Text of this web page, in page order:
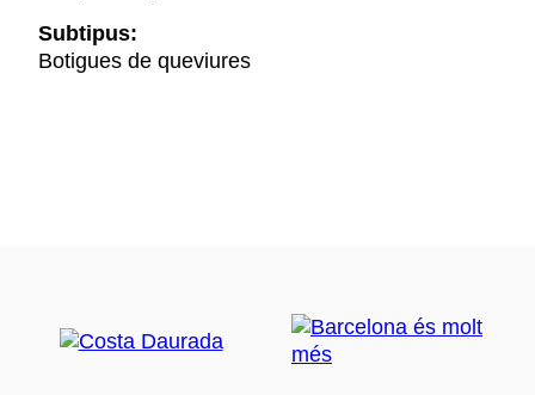
Subtipus:
Botigues de queviures